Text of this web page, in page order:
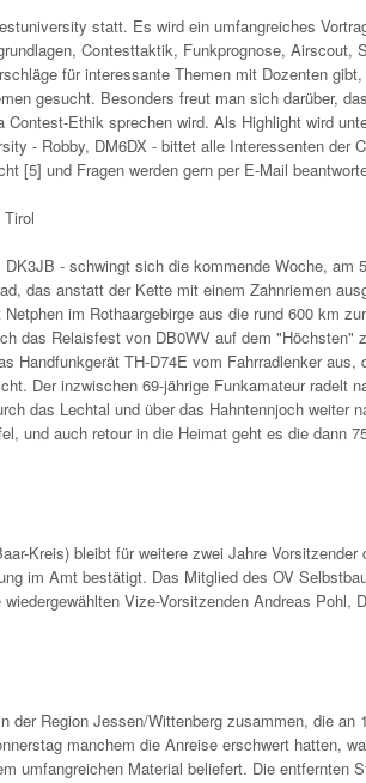
statt. Es wird ein umfangreiches
Contesttaktik, Funkprognose, Airscout,
für interessante Themen mit Dozenten
gesucht. Besonders freut man sich darüber,
Ethik sprechen wird. Als Highlight wird
- Robby, DM6DX - bittet alle Interessenten der
[5] und Fragen werden gern per E-Mail
- schwingt sich die kommende Woche, am
das anstatt der Kette mit einem Zahnriemen
im Rothaargebirge aus die rund 600 km
das Relaisfest von DB0WV auf dem
Handfunkgerät TH-D74E vom Fahrradlenker aus,
Der inzwischen 69-jährige Funkamateur radelt
das Lechtal und über das Hahntennjoch weiter
und auch retour in die Heimat geht es die dann
Kreis) bleibt für weitere zwei Jahre
im Amt bestätigt. Das Mitglied des OV
Vize-Vorsitzenden Andreas Pohl,
der Region Jessen/Wittenberg zusammen, die
manchem die Anreise erschwert hatten,
umfangreichen Material beliefert. Die entfernten